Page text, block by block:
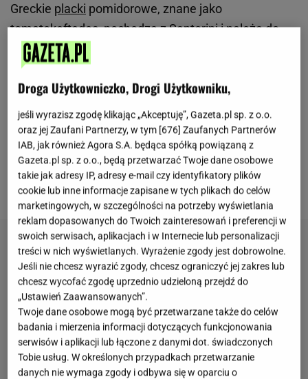
Greckie placki pomidorowe, znane jako
tomatokeftedes, pochodzą z Santorini i należą do
najbardziej charakterystycznych przysmaków
tamtejszej kuchni.
wykorzystanie pomidorów dojrzewających w
pełnym słońcu.Mimo niewielkiej liczby składników
zachwycają intensywnym smakiem i aromatem. W
tymprzepisieliczy się dokładność oraz odpowiednia
kolejność przygotowania. Dzięki temu placki
wychodzą złociste z zewnątrz i delikatne w środku.
Droga Użytkowniczko, Drogi Użytkowniku,
jeśli wyrazisz zgodę klikając „Akceptuję”, Gazeta.pl sp. z o.o.
oraz jej Zaufani Partnerzy, w tym [676] Zaufanych Partnerów
IAB, jak również Agora S.A. będąca spółką powiązaną z
Gazeta.pl sp. z o.o., będą przetwarzać Twoje dane osobowe
takie jak adresy IP, adresy e-mail czy identyfikatory plików
cookie lub inne informacje zapisane w tych plikach do celów
marketingowych, w szczególności na potrzeby wyświetlania
reklam dopasowanych do Twoich zainteresowań i preferencji w
swoich serwisach, aplikacjach i w Internecie lub personalizacji
treści w nich wyświetlanych. Wyrażenie zgody jest dobrowolne.
Jeśli nie chcesz wyrazić zgody, chcesz ograniczyć jej zakres lub
chcesz wycofać zgodę uprzednio udzieloną przejdź do
„Ustawień Zaawansowanych”.
Twoje dane osobowe mogą być przetwarzane także do celów
badania i mierzenia informacji dotyczących funkcjonowania
serwisów i aplikacji lub łączone z danymi dot. świadczonych
Tobie usług. W określonych przypadkach przetwarzanie
danych nie wymaga zgody i odbywa się w oparciu o